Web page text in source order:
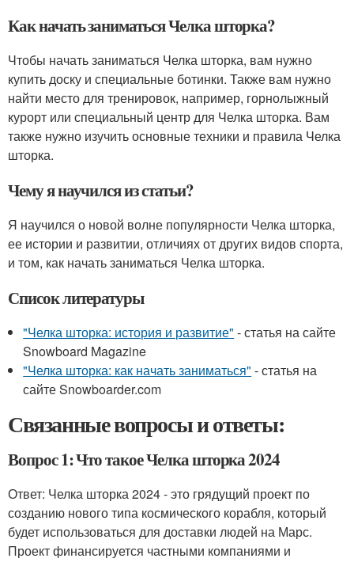
Как начать заниматься Челка шторка?
Чтобы начать заниматься Челка шторка, вам нужно
купить доску и специальные ботинки. Также вам нужно
найти место для тренировок, например, горнолыжный
курорт или специальный центр для Челка шторка. Вам
также нужно изучить основные техники и правила Челка
шторка.
Чему я научился из статьи?
Я научился о новой волне популярности Челка шторка,
ее истории и развитии, отличиях от других видов спорта,
и том, как начать заниматься Челка шторка.
Список литературы
"Челка шторка: история и развитие" - статья на сайте
Snowboard Magazine
"Челка шторка: как начать заниматься" - статья на
сайте Snowboarder.com
Связанные вопросы и ответы:
Вопрос 1: Что такое Челка шторка 2024
Ответ: Челка шторка 2024 - это грядущий проект по
созданию нового типа космического корабля, который
будет использоваться для доставки людей на Марс.
Проект финансируется частными компаниями и